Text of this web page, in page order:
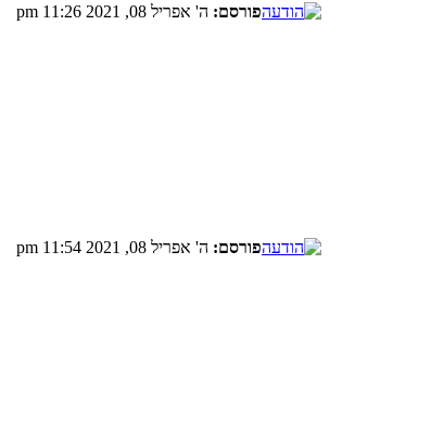
פורסם: ה' אפריל 08, 2021 11:26 pm
פורסם: ה' אפריל 08, 2021 11:54 pm